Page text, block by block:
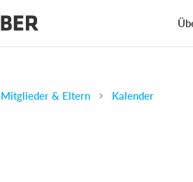
Mitglieder & Eltern Kalender